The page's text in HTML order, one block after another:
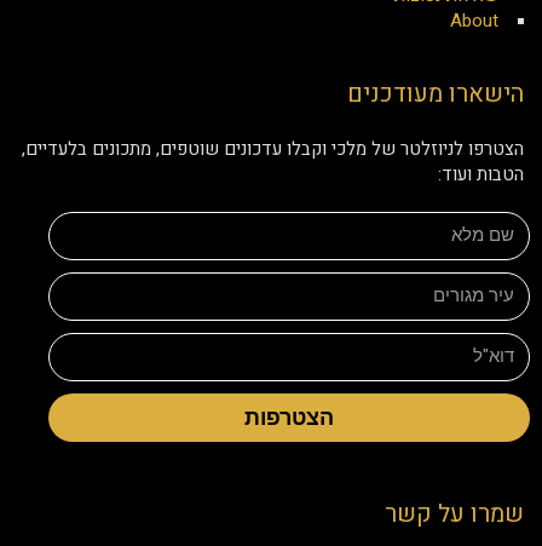
About
הישארו מעודכנים
הצטרפו לניוזלטר של מלכי וקבלו עדכונים שוטפים, מתכונים בלעדיים,
הטבות ועוד:
הצטרפות
שמרו על קשר